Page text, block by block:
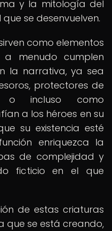
y la mitología del
se desenvuelven.
como elementos
a menudo cumplen
la narrativa, ya sea
protectores de
o incluso como
a los héroes en su
su existencia esté
enriquezca la
de complejidad y
ficticio en el que
de estas criaturas
que se está creando,